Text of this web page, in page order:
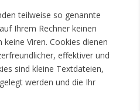
teilweise so genannte
Ihrem Rechner keinen
Viren. Cookies dienen
effektiver und
sind kleine Textdateien,
werden und die Ihr